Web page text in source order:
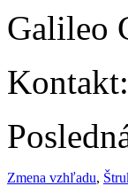
Galileo
Kontakt:
Zmena vzhľadu,